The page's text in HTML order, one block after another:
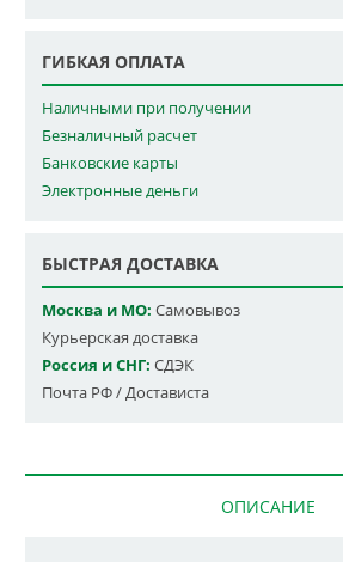
ГИБКАЯ ОПЛАТА
Наличными при получении
Безналичный расчет
Банковские карты
Электронные деньги
БЫСТРАЯ ДОСТАВКА
Москва и МО: Самовывоз
Курьерская доставка
Россия и СНГ: СДЭК
Почта РФ / Достависта
ОПИСАНИЕ